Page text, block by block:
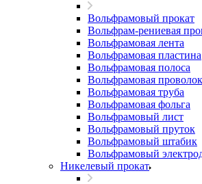
Вольфрамовый прокат
Вольфрам-рениевая
Вольфрамовая лента
Вольфрамовая пластина
Вольфрамовая полоса
Вольфрамовая
Вольфрамовая труба
Вольфрамовая фольга
Вольфрамовый лист
Вольфрамовый пруток
Вольфрамовый штабик
Вольфрамовый
Никелевый прокат